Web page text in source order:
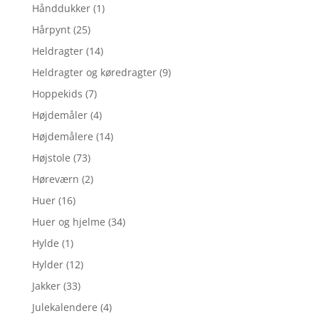
Hånddukker (1)
Hårpynt (25)
Heldragter (14)
Heldragter og køredragter (9)
Hoppekids (7)
Højdemåler (4)
Højdemålere (14)
Højstole (73)
Høreværn (2)
Huer (16)
Huer og hjelme (34)
Hylde (1)
Hylder (12)
Jakker (33)
Julekalendere (4)